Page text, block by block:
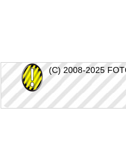
(C) 2008-2025